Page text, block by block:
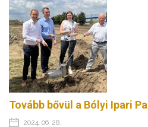
Tovább bővül a Bólyi Ipari
2024. 06. 28.